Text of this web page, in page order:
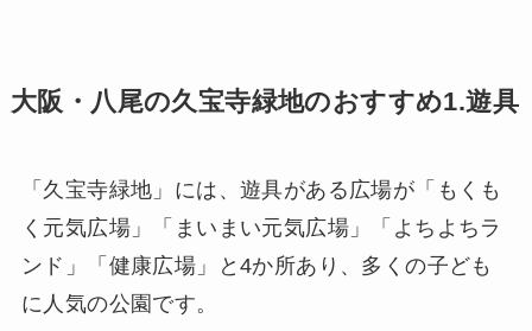
大阪・八尾の久宝寺緑地のおすすめ1.遊具
「久宝寺緑地」には、遊具がある広場が「もくも
く元気広場」「まいまい元気広場」「よちよちラ
ンド」「健康広場」と4か所あり、多くの子ども
に人気の公園です。